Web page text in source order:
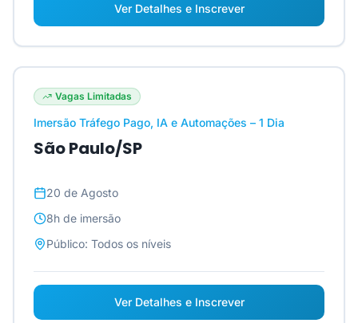
Ver Detalhes e Inscrever
Vagas Limitadas
Imersão Tráfego Pago, IA e Automações – 1 Dia
São Paulo/SP
20 de Agosto
8h de imersão
Público: Todos os níveis
Ver Detalhes e Inscrever